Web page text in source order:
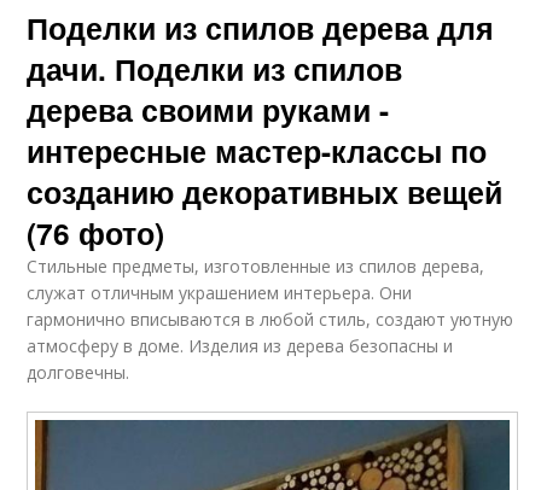
Поделки из спилов дерева для
дачи. Поделки из спилов
дерева своими руками -
интересные мастер-классы по
созданию декоративных вещей
(76 фото)
Стильные предметы, изготовленные из спилов дерева,
служат отличным украшением интерьера. Они
гармонично вписываются в любой стиль, создают уютную
атмосферу в доме. Изделия из дерева безопасны и
долговечны.